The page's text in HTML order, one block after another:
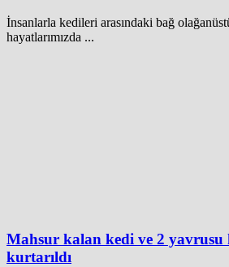
İnsanlarla kedileri arasındaki bağ
hayatlarımızda ...
Mahsur kalan kedi ve 2 yavrusu
kurtarıldı